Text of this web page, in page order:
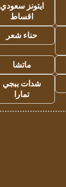
ايتونز سعودي
اقساط
حناء شعر
ماتشا
شدات ببجي
تمارا